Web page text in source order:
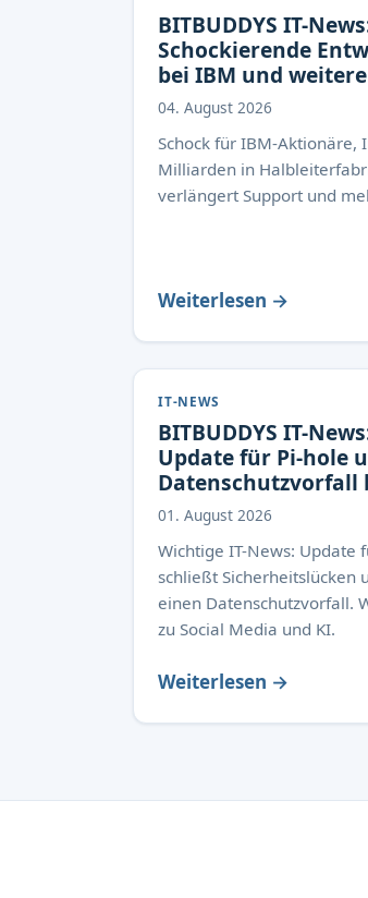
BITBUDDYS IT-
Schockierende
bei IBM und
04. August 2026
Schock für IBM-Aktionäre,
Milliarden in
verlängert Support und
Weiterlesen →
IT-NEWS
BITBUDDYS IT-
Update für Pi-hole
Datenschutzvorfall
01. August 2026
Wichtige IT-News: Update
schließt Sicherheitslücken
einen Datenschutzvorfall.
zu Social Media und KI.
Weiterlesen →